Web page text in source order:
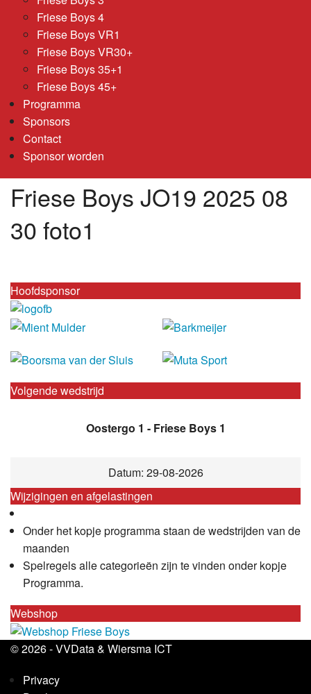
Friese Boys 4
Friese Boys VR1
Friese Boys VR30+
Friese Boys 35+1
Friese Boys 45+
Programma
Sponsors
Contact
Sponsor worden
Friese Boys JO19 2025 08
30 foto1
Hoofdsponsor
Volgende wedstrijd
Oostergo 1 - Friese Boys 1
Datum: 29-08-2026
Wijzigingen en afgelastingen
Onder het kopje programma staan de wedstrijden van de
maanden
Spelregels alle categorieën zijn te vinden onder kopje
Programma.
Webshop
© 2026 -VVData& Wiersma ICT
Privacy